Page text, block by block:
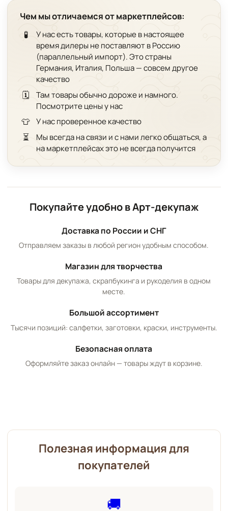
Чем мы отличаемся от маркетплейсов:
🧪
У нас есть товары, которые в настоящее
время дилеры не поставляют в Россию
(параллельный импорт). Это страны
Германия, Италия, Польша — совсем другое
качество
🗓️
Там товары обычно дороже и намного.
Посмотрите цены у нас
👕 У нас проверенное качество
⏳
Мы всегда на связи и с нами легко общаться, а
на маркетплейсах это не всегда получится
Покупайте удобно в Арт-декупаж
Доставка по России и СНГ
Отправляем заказы в любой регион удобным способом.
Магазин для творчества
Товары для декупажа, скрапбукинга и рукоделия в одном
месте.
Большой ассортимент
Тысячи позиций: салфетки, заготовки, краски, инструменты.
Безопасная оплата
Оформляйте заказ онлайн — товары ждут в корзине.
Полезная информация для
покупателей
🚚